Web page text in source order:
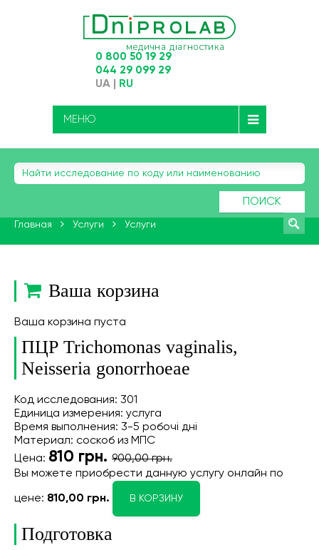
0 800 50 19 29
044 29 099 29
UA RU
МЕНЮ
ПОИСК
Главная Услуги Услуги
Ваша корзина
Ваша корзина пуста
ПЦР Trichomonas vaginalis,
Neisseria gonorrhoeae
Код исследования: 301
Единица измерения: услуга
Время выполнения: 3-5 робочі дні
Материал: соскоб из МПС
Цена: 810 грн. 900,00 грн.
Вы можете приобрести данную услугу онлайн по
цене: 810,00 грн. В КОРЗИНУ
Подготовка